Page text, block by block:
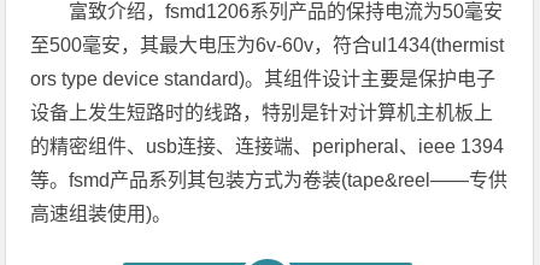
富致介绍，fsmd1206系列产品的保持电流为50毫安
至500毫安，其最大电压为6v-60v，符合ul1434(thermist
ors type device standard)。其组件设计主要是保护电子
设备上发生短路时的线路，特别是针对计算机主机板上
的精密组件、usb连接、连接端、peripheral、ieee 1394
等。fsmd产品系列其包装方式为卷装(tape&reel——专供
高速组装使用)。